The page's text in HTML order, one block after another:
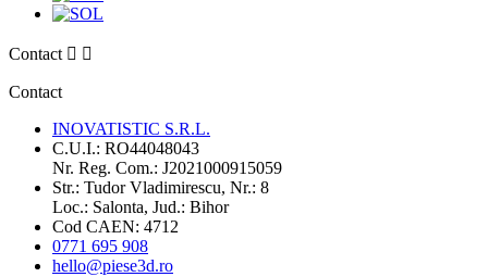
Contact  
Contact
INOVATISTIC S.R.L.
C.U.I.: RO44048043
Nr. Reg. Com.: J2021000915059
Str.: Tudor Vladimirescu, Nr.: 8
Loc.: Salonta, Jud.: Bihor
Cod CAEN: 4712
0771 695 908
hello@piese3d.ro